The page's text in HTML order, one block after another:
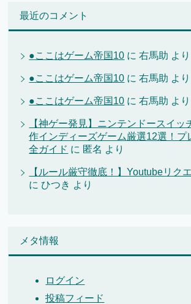
最近のコメント
●ここはゲーム帝国10 に右馬助 より
●ここはゲーム帝国10 に右馬助 より
●ここはゲーム帝国10 に右馬助 より
【神ゲー発見】ニンテンドースイッ
作インディーズゲーム厳選12選！プ
全ガイド に 匿名 より
【ルール厳守徹底！】Youtubeリク
にひつき より
メタ情報
ログイン
投稿フィード